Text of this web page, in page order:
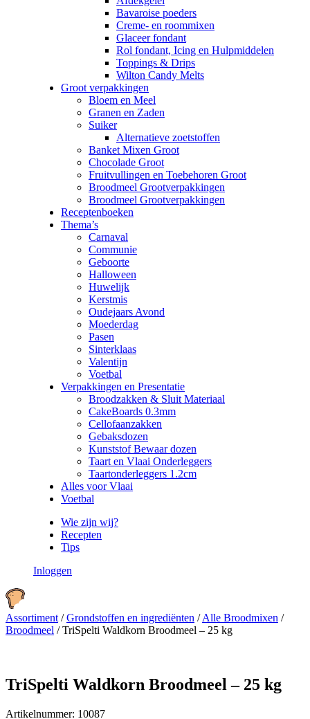
Bavaroise poeders
Creme- en roommixen
Glaceer fondant
Rol fondant, Icing en Hulpmiddelen
Toppings & Drips
Wilton Candy Melts
Groot verpakkingen
Bloem en Meel
Granen en Zaden
Suiker
Alternatieve zoetstoffen
Banket Mixen Groot
Chocolade Groot
Fruitvullingen en Toebehoren Groot
Broodmeel Grootverpakkingen
Broodmeel Grootverpakkingen
Receptenboeken
Thema’s
Carnaval
Communie
Geboorte
Halloween
Huwelijk
Kerstmis
Oudejaars Avond
Moederdag
Pasen
Sinterklaas
Valentijn
Voetbal
Verpakkingen en Presentatie
Broodzakken & Sluit Materiaal
CakeBoards 0.3mm
Cellofaanzakken
Gebaksdozen
Kunststof Bewaar dozen
Taart en Vlaai Onderleggers
Taartonderleggers 1.2cm
Alles voor Vlaai
Voetbal
Wie zijn wij?
Recepten
Tips
Inloggen
Assortiment /Grondstoffen en ingrediënten /Alle Broodmixen /
Broodmeel /TriSpelti Waldkorn Broodmeel – 25 kg
TriSpelti Waldkorn Broodmeel – 25 kg
Artikelnummer: 10087